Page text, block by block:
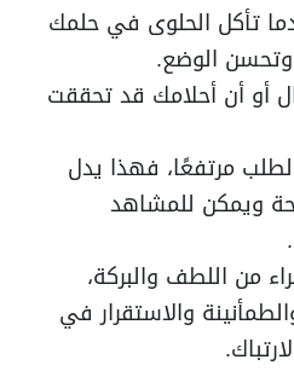
تأكل الحلوى في حلمك
الوضع.
أو أن أحلامك قد تحققت
مرتفعًا، فهذا يدل
ويمكن للمشاهد
من اللطف والبركة،
والاستقرار في